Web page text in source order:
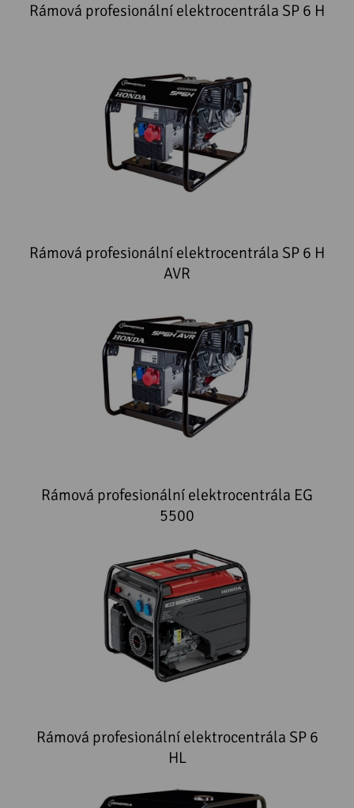
Rámová profesionální elektrocentrála SP 6 H
Rámová profesionální elektrocentrála SP 6 H
AVR
Rámová profesionální elektrocentrála EG
5500
Rámová profesionální elektrocentrála SP 6
HL